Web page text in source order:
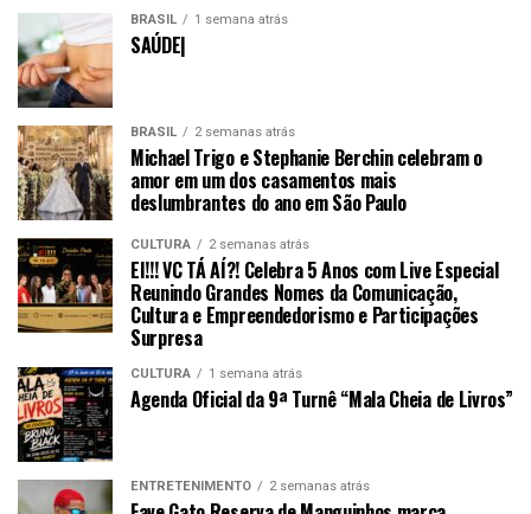
BRASIL 1 semana atrás
SAÚDE|
BRASIL 2 semanas atrás
Michael Trigo e Stephanie Berchin celebram o
amor em um dos casamentos mais
deslumbrantes do ano em São Paulo
CULTURA 2 semanas atrás
EI!!! VC TÁ AÍ?! Celebra 5 Anos com Live Especial
Reunindo Grandes Nomes da Comunicação,
Cultura e Empreendedorismo e Participações
Surpresa
CULTURA 1 semana atrás
Agenda Oficial da 9ª Turnê “Mala Cheia de Livros”
ENTRETENIMENTO 2 semanas atrás